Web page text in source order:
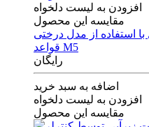
افزودن به لیست دلخواه
مقایسه این محصول
استفاده از مدل درختی
قواعد M5
رایگان
اضافه به سبد خرید
افزودن به لیست دلخواه
مقایسه این محصول